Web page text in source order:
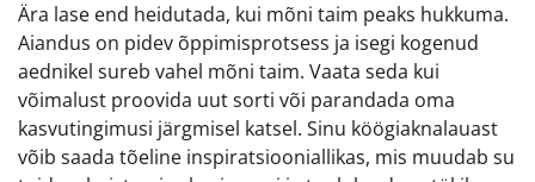
Ära lase end heidutada, kui mõni taim peaks hukkuma.
Aiandus on pidev õppimisprotsess ja isegi kogenud
aednikel sureb vahel mõni taim. Vaata seda kui
võimalust proovida uut sorti või parandada oma
kasvutingimusi järgmisel katsel. Sinu köögiaknalauast
võib saada tõeline inspiratsiooniallikas, mis muudab su